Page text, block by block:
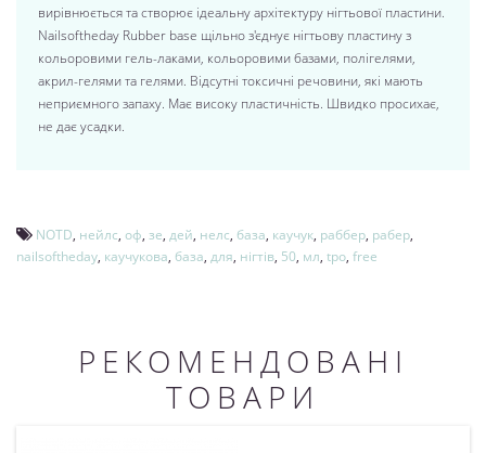
вирівнюється та створює ідеальну архітектуру нігтьової пластини.
Nailsoftheday Rubber base щільно з'єднує нігтьову пластину з
кольоровими гель-лаками, кольоровими базами, полігелями,
акрил-гелями та гелями. Відсутні токсичні речовини, які мають
неприємного запаху. Має високу пластичність. Швидко просихає,
не дає усадки.
NOTD, нейлс, оф, зе, дей, нелс, база, каучук, раббер, рабер,
nailsoftheday, каучукова, база, для, нігтів, 50, мл, tpo, free
РЕКОМЕНДОВАНІ
ТОВАРИ